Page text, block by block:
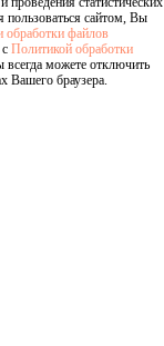
пользоваться сайтом, Вы
обработки файлов
Политикой обработки
всегда можете отключить
Вашего браузера.